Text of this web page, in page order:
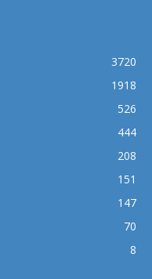
3720
1918
526
444
208
151
147
70
8